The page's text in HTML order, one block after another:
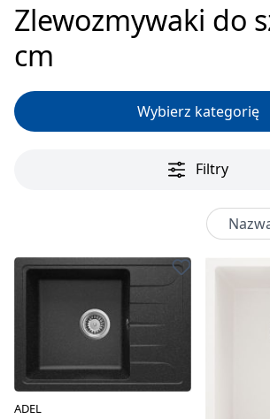
Zlewozmywaki do
cm
Wybierz kategorię
Filtry
ADEL